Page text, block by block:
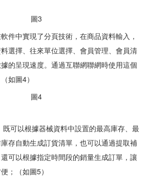
圖3
中實現了分頁技術，在商品資料輸入，
選擇、往來單位選擇、會員管理、會員清
的呈現速度。通過互聯網聯網時使用這個
如圖4）
圖4
以根據器械資料中設置的最高庫存、最
存自動生成訂貨清單，也可以通過提取補
可以根據指定時間段的銷量生成訂單，讓
；（如圖5）